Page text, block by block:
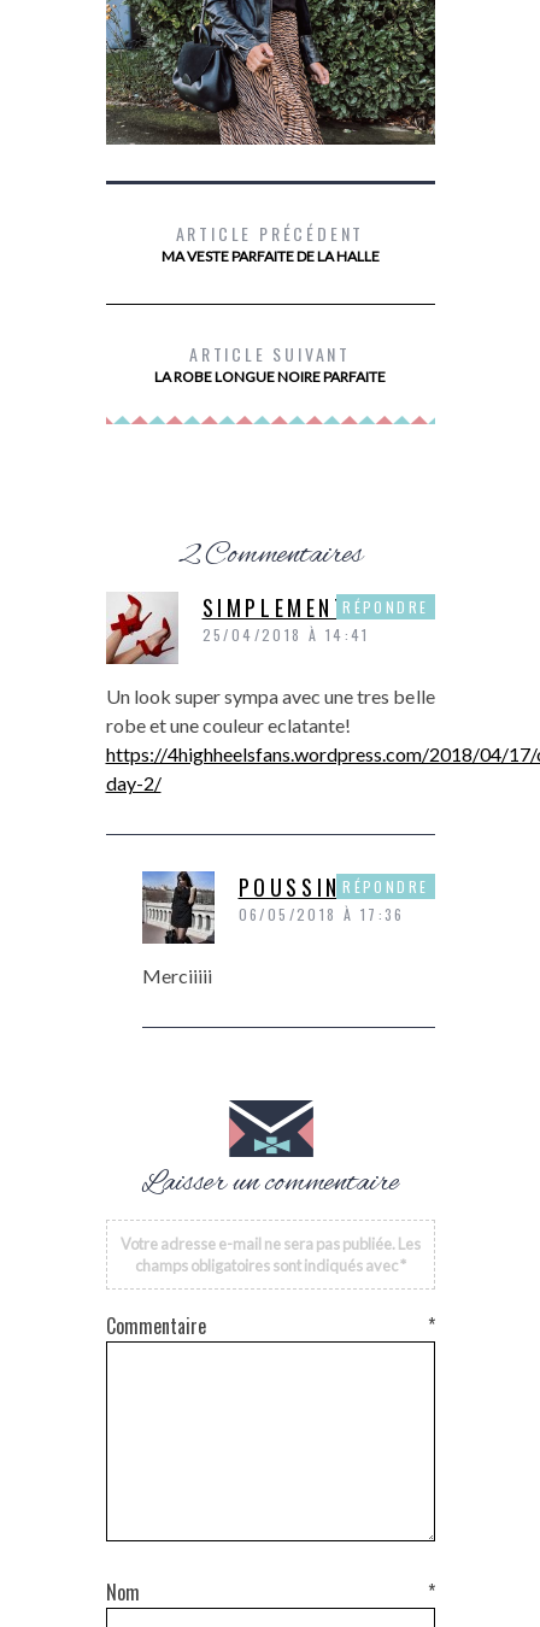
MES BOTTINES SCHOLL
ARTICLE PRÉCÉDENT
MA VESTE PARFAITE DE LA HALLE
ARTICLE SUIVANT
LA ROBE LONGUE NOIRE PARFAITE
2 Commentaires
SIMPLEMENT LUI
25/04/2018 À 14:41
Un look super sympa avec une tres belle
robe et une couleur eclatante!
https://4highheelsfans.wordpress.com/2018/04/
day-2/
RÉPONDRE
POUSSINE
06/05/2018 À 17:36
Merciiiii
RÉPONDRE
Laisser un commentaire
Votre adresse e-mail ne sera pas publiée. Les
champs obligatoires sont indiqués avec*
Commentaire *
Nom *